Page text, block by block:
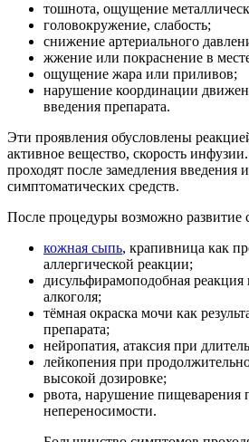
тошнота, ощущение
головокружение, слабость;
снижение артериального
жжение или покраснение в
ощущение жара или приливов;
нарушение координации
введения препарата.
Эти проявления обусловлены
активное вещество, скорость
проходят после замедления введения
симптоматических средств.
После процедуры возможно
кожная сыпь, крапивница как
аллергической реакции;
дисульфирамоподобная
алкоголя;
тёмная окраска мочи как
препарата;
нейропатия, атаксия при
лейкопения при
высокой дозировке;
рвота, нарушение пищеварения
непереносимости.